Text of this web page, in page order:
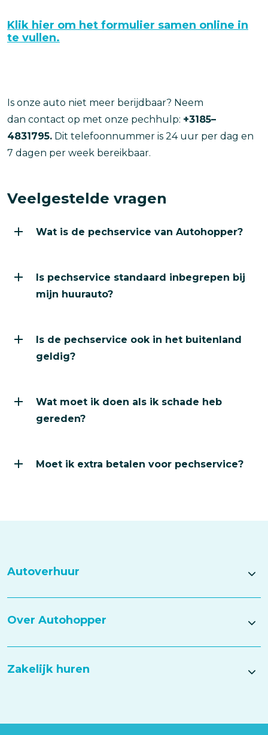
Klik hier om het formulier samen online in
te vullen.
Is onze auto niet meer berijdbaar? Neem
dan contact op met onze pechhulp: +3185–
4831795. Dit telefoonnummer is 24 uur per dag en
7 dagen per week bereikbaar.
Veelgestelde vragen
De pechservice is een service die je 24/7 kunt
Wat is de pechservice van Autohopper?
Ja, pechservice is altijd inbegrepen bij je huurauto bij
Is pechservice standaard inbegrepen bij
mijn huurauto?
Ja, je kunt hetzelfde telefoonnummer gebruiken in
Is de pechservice ook in het buitenland
geldig?
Maak foto’s van de schade, vul het
Wat moet ik doen als ik schade heb
gereden?
Nee, de pechservice zit standaard bij de huurprijs
Moet ik extra betalen voor pechservice?
Autoverhuur
Over Autohopper
Zakelijk huren